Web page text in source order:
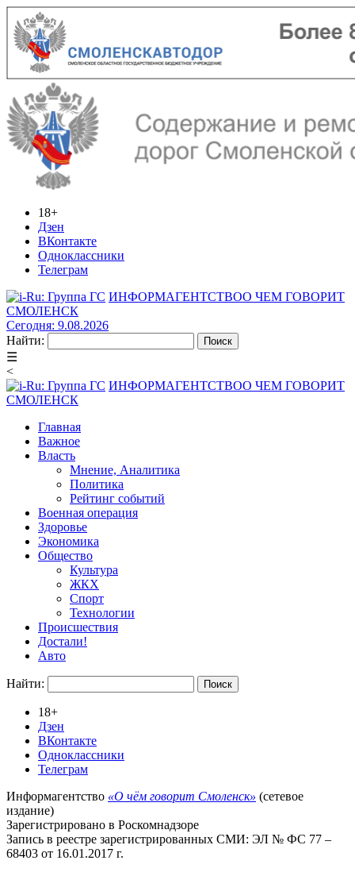
18+
Дзен
ВКонтакте
Одноклассники
Телеграм
ИНФОРМАГЕНТСТВОО ЧЕМ ГОВОРИТ
СМОЛЕНСК
Сегодня: 9.08.2026
Найти:
☰
<
ИНФОРМАГЕНТСТВОО ЧЕМ ГОВОРИТ
СМОЛЕНСК
Главная
Важное
Власть
Мнение, Аналитика
Политика
Рейтинг событий
Военная операция
Здоровье
Экономика
Общество
Культура
ЖКХ
Спорт
Технологии
Происшествия
Достали!
Авто
Найти:
18+
Дзен
ВКонтакте
Одноклассники
Телеграм
Информагентство «О чём говорит Смоленск» (сетевое
издание)
Зарегистрировано в Роскомнадзоре
Запись в реестре зарегистрированных СМИ: ЭЛ № ФС 77 –
68403 от 16.01.2017 г.